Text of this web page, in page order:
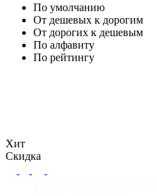
По умолчанию
От дешевых к дорогим
От дорогих к дешевым
По алфавиту
По рейтингу
Хит
Скидка